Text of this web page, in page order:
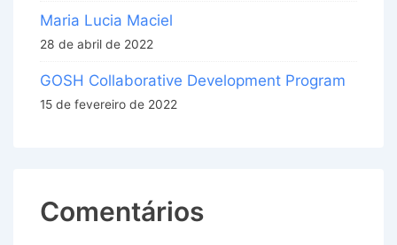
Maria Lucia Maciel
28 de abril de 2022
GOSH Collaborative Development Program
15 de fevereiro de 2022
Comentários